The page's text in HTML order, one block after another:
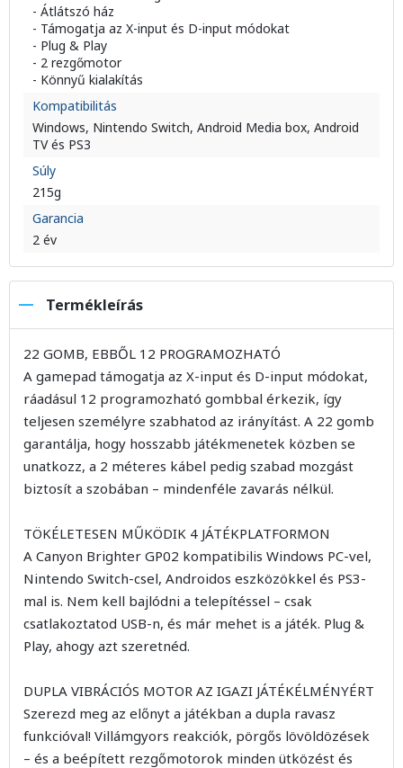
- Átlátszó ház
- Támogatja az X-input és D-input módokat
- Plug & Play
- 2 rezgőmotor
- Könnyű kialakítás
Kompatibilitás
Windows, Nintendo Switch, Android Media box, Android
TV és PS3
Súly
215g
Garancia
2 év
Termékleírás
22 GOMB, EBBŐL 12 PROGRAMOZHATÓ
A gamepad támogatja az X-input és D-input módokat,
ráadásul 12 programozható gombbal érkezik, így
teljesen személyre szabhatod az irányítást. A 22 gomb
garantálja, hogy hosszabb játékmenetek közben se
unatkozz, a 2 méteres kábel pedig szabad mozgást
biztosít a szobában – mindenféle zavarás nélkül.
TÖKÉLETESEN MŰKÖDIK 4 JÁTÉKPLATFORMON
A Canyon Brighter GP02 kompatibilis Windows PC-vel,
Nintendo Switch-csel, Androidos eszközökkel és PS3-
mal is. Nem kell bajlódni a telepítéssel – csak
csatlakoztatod USB-n, és már mehet is a játék. Plug &
Play, ahogy azt szeretnéd.
DUPLA VIBRÁCIÓS MOTOR AZ IGAZI JÁTÉKÉLMÉNYÉRT
Szerezd meg az előnyt a játékban a dupla ravasz
funkcióval! Villámgyors reakciók, pörgős lövöldözések
– és a beépített rezgőmotorok minden ütközést és